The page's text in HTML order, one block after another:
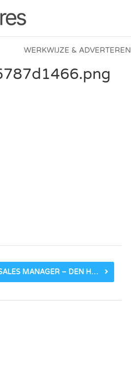
WERKWIJZE & ADVERTEREN
SALES MANAGER – DEN HAAG_5FAD5787D1466.PNG